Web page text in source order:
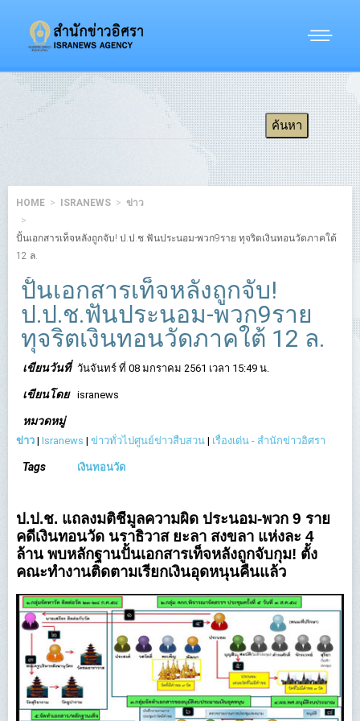
HOME ISRANEWS ข่าว
ปั้นเอกสารเท็จหลังถูกจับ! ป.ป.ช.ฟันประนอม-พวก9ราย ทุจริตเงินทอนวัดภาคใต้
12 ล.
ปั้นเอกสารเท็จหลังถูกจับ!
ป.ป.ช.ฟันประนอม-พวก9ราย
ทุจริตเงินทอนวัดภาคใต้ 12 ล.
เขียนวันที่ วันจันทร์ ที่ 08 มกราคม 2561 เวลา 15:49 น.
เขียนโดย isranews
หมวดหมู่
ข่าว | Isranews | ข่าวทั่วไปศูนย์ข่าวสืบสวน | เรื่องเด่น - สำนักข่าวอิศรา
Tags เงินทอนวัด
ป.ป.ช. แถลงมติชี้มูลความผิด ประนอม-พวก 9 ราย
คดีเงินทอนวัด นราธิวาส ยะลา สงขลา แห่งละ 4
ล้าน พบหลักฐานปั้นเอกสารเท็จหลังถูกจับกุม! ตั้ง
คณะทำงานติดตามเรียกเงินอุดหนุนคืนแล้ว